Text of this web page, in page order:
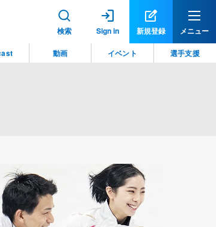
検索 Sign in 新規登録 メニュー
動画 イベント 選手支援